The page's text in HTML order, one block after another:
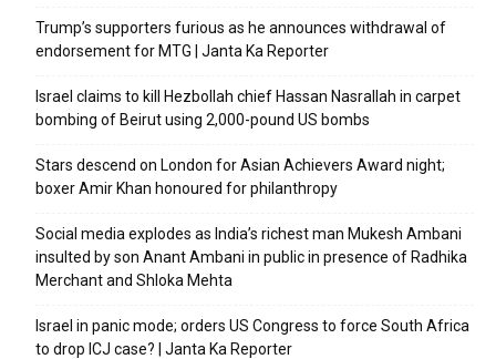
Trump’s supporters furious as he announces withdrawal of
endorsement for MTG | Janta Ka Reporter
Israel claims to kill Hezbollah chief Hassan Nasrallah in carpet
bombing of Beirut using 2,000-pound US bombs
Stars descend on London for Asian Achievers Award night;
boxer Amir Khan honoured for philanthropy
Social media explodes as India’s richest man Mukesh Ambani
insulted by son Anant Ambani in public in presence of Radhika
Merchant and Shloka Mehta
Israel in panic mode; orders US Congress to force South Africa
to drop ICJ case? | Janta Ka Reporter